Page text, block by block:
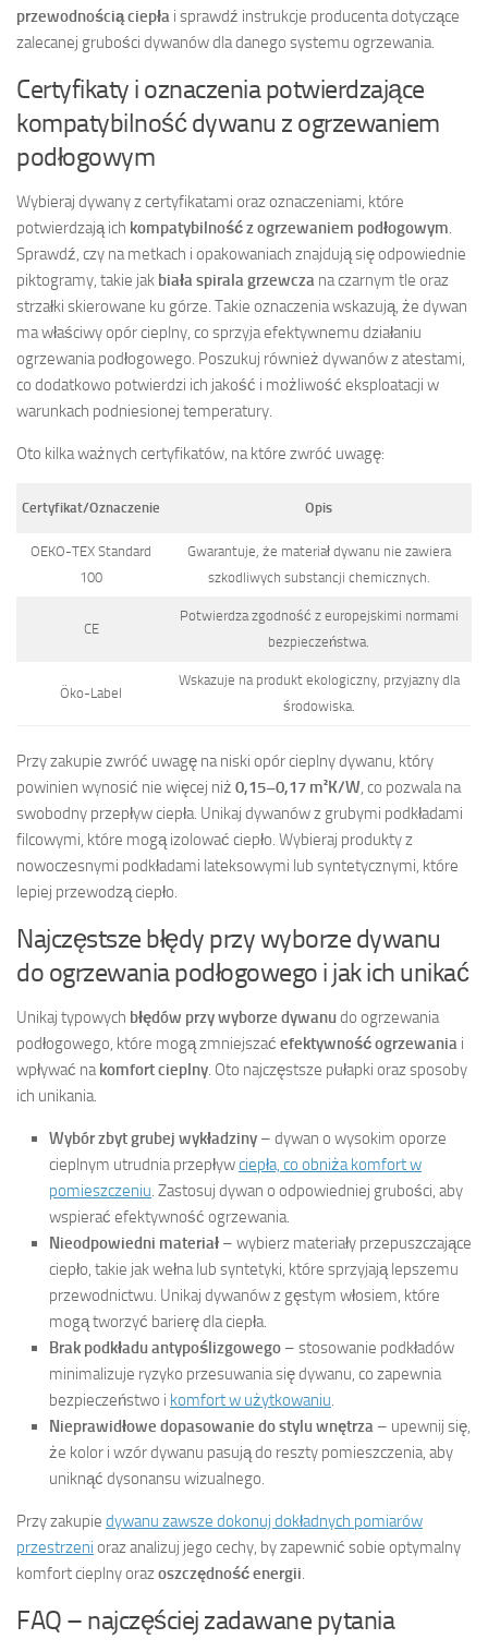
przewodnością ciepła i sprawdź instrukcje producenta dotyczące
zalecanej grubości dywanów dla danego systemu ogrzewania.
Certyfikaty i oznaczenia potwierdzające
kompatybilność dywanu z ogrzewaniem
podłogowym
Wybieraj dywany z certyfikatami oraz oznaczeniami, które
potwierdzają ich kompatybilność z ogrzewaniem podłogowym.
Sprawdź, czy na metkach i opakowaniach znajdują się odpowiednie
piktogramy, takie jak biała spirala grzewcza na czarnym tle oraz
strzałki skierowane ku górze. Takie oznaczenia wskazują, że dywan
ma właściwy opór cieplny, co sprzyja efektywnemu działaniu
ogrzewania podłogowego. Poszukuj również dywanów z atestami,
co dodatkowo potwierdzi ich jakość i możliwość eksploatacji w
warunkach podniesionej temperatury.
Oto kilka ważnych certyfikatów, na które zwróć uwagę:
Certyfikat/Oznaczenie Opis
OEKO-TEX Standard
100
Gwarantuje, że materiał dywanu nie zawiera
szkodliwych substancji chemicznych.
CE
Potwierdza zgodność z europejskimi normami
bezpieczeństwa.
Öko-Label
Wskazuje na produkt ekologiczny, przyjazny dla
środowiska.
Przy zakupie zwróć uwagę na niski opór cieplny dywanu, który
powinien wynosić nie więcej niż 0,15–0,17 m²K/W, co pozwala na
swobodny przepływ ciepła. Unikaj dywanów z grubymi podkładami
filcowymi, które mogą izolować ciepło. Wybieraj produkty z
nowoczesnymi podkładami lateksowymi lub syntetycznymi, które
lepiej przewodzą ciepło.
Najczęstsze błędy przy wyborze dywanu
do ogrzewania podłogowego i jak ich unikać
Unikaj typowych błędów przy wyborze dywanudo ogrzewania
podłogowego, które mogą zmniejszać efektywność ogrzewania i
wpływać nakomfort cieplny. Oto najczęstsze pułapki oraz sposoby
ich unikania.
Wybór zbyt grubej wykładziny – dywan o wysokim oporze
cieplnym utrudnia przepływciepła, co obniża komfort w
pomieszczeniu. Zastosuj dywan o odpowiedniej grubości, aby
wspierać efektywność ogrzewania.
Nieodpowiedni materiał – wybierz materiały przepuszczające
ciepło, takie jak wełna lub syntetyki, które sprzyjają lepszemu
przewodnictwu. Unikaj dywanów z gęstym włosiem, które
mogą tworzyć barierę dla ciepła.
Brak podkładu antypoślizgowego – stosowanie podkładów
minimalizuje ryzyko przesuwania się dywanu, co zapewnia
bezpieczeństwo i komfort w użytkowaniu.
Nieprawidłowe dopasowanie do stylu wnętrza – upewnij się,
że kolor i wzór dywanu pasują do reszty pomieszczenia, aby
uniknąć dysonansu wizualnego.
Przy zakupie dywanu zawsze dokonuj dokładnych pomiarów
przestrzeni oraz analizuj jego cechy, by zapewnić sobie optymalny
komfort cieplny orazoszczędność energii.
FAQ – najczęściej zadawane pytania